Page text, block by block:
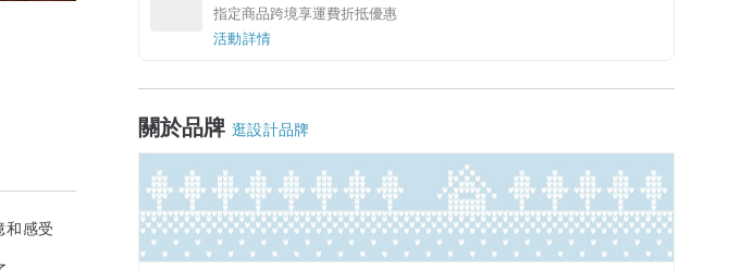
指定商品跨境享運費折抵優惠
活動詳情
關於品牌 逛設計品牌
感受